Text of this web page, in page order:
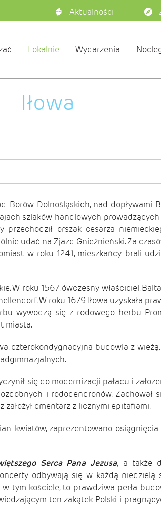
Aktualności
Lokalnie Wydarzenia
Iłowa
Borów Dolnośląskich, nad dopływami
szlaków handlowych
orszak cesarza
udać na Zjazd Gnieźnieński. Za
w roku 1241, mieszkańcy brali
W roku 1567, ówczesny właściciel,
W roku 1679 Iłowa uzyskała
wywodzą się z rodowego herbu
miasta.
czterokondygnacyjna budowla z
się do modernizacji pałacu i
i rododendronów. Zachował
cmentarz z licznymi epitafiami.
kwiatów, zaprezentowano
Serca Pana Jezusa, a także
odbywają się w każdą
tym kościele, to prawdziwa perła
ten zakątek Polski i